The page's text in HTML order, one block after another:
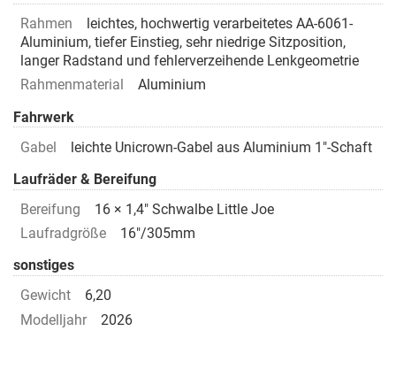
Rahmen
leichtes, hochwertig verarbeitetes AA-6061-
Aluminium, tiefer Einstieg, sehr niedrige Sitzposition,
langer Radstand und fehlerverzeihende Lenkgeometrie
Rahmenmaterial
Aluminium
Fahrwerk
Gabel
leichte Unicrown-Gabel aus Aluminium 1"-Schaft
Laufräder & Bereifung
Bereifung
16 × 1,4" Schwalbe Little Joe
Laufradgröße
16"/305mm
sonstiges
Gewicht
6,20
Modelljahr
2026